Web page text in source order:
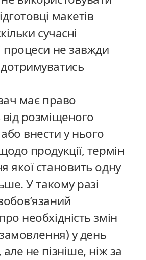
макетів
сучасні
процеси не завжди
має право
розміщеного
внести у нього
продукції, термін
якої становить одну
У такому разі
необхідність змін
у день
не пізніше, ніж за